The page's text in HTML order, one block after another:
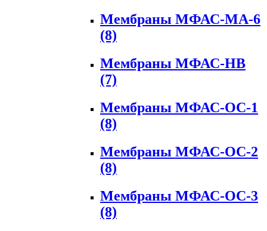
Мембраны МФАС-МА-6
(8)
Мембраны МФАС-НВ
(7)
Мембраны МФАС-ОС-1
(8)
Мембраны МФАС-ОС-2
(8)
Мембраны МФАС-ОС-3
(8)